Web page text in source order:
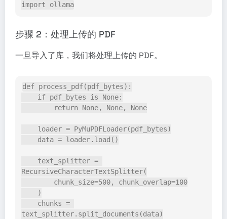
import ollama
步骤 2：处理上传的 PDF
一旦导入了库，我们将处理上传的 PDF。
def process_pdf(pdf_bytes):
    if pdf_bytes is None:
        return None, None, None
    loader = PyMuPDFLoader(pdf_bytes)
    data = loader.load()
RecursiveCharacterTextSplitter(
        chunk_size=500, chunk_overlap=100
    )
text_splitter.split_documents(data)